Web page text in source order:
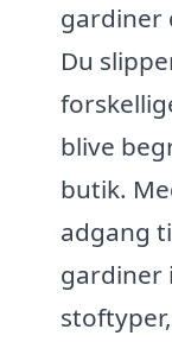
gardiner
Du
blive
butik.
adgang
gardiner